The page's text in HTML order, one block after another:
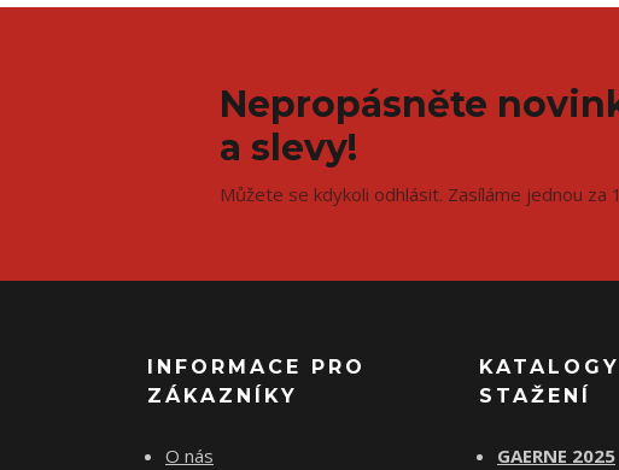
Nepropásněte
a slevy!
Můžete se kdykoli odhlásit. Zasíláme jednou za
INFORMACE PRO
ZÁKAZNÍKY
O nás
STAŽENÍ
GAERNE 2025